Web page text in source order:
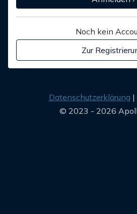
Noch kein
Zur
Datenschutzerklärung
© 2023 - 2026